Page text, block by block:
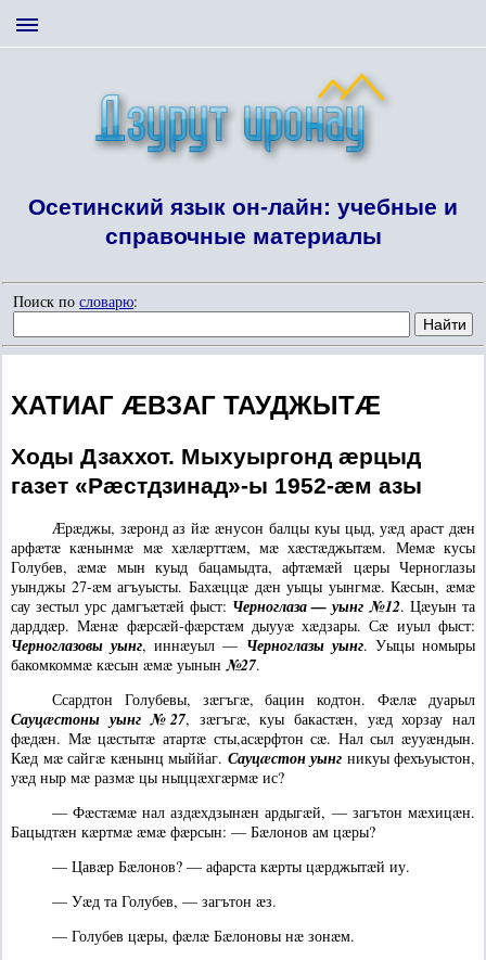
Осетинский язык он-лайн: учебные и
справочные материалы
Поиск по словарю:
ХАТИАГ ÆВЗАГ ТАУДЖЫТÆ
Ходы Дзаххот. Мыхуыргонд æрцыд
газет «Рæстдзинад»-ы 1952-æм азы
Æрæджы, зæронд аз йæ æнусон балцы куы цыд, уæд араст дæн
арфæтæ кæнынмæ мæ хæлæрттæм, мæ хæстæджытæм. Мемæ кусы
Голубев, æмæ мын куыд бацамыдта, афтæмæй цæры Черноглазы
уынджы 27-æм агъуысты. Бахæццæ дæн уыцы уынгмæ. Кæсын, æмæ
сау зестыл урс дамгъæтæй фыст: Черноглаза — уынг №12. Цæуын та
дарддæр. Мæнæ фæрсæй-фæрстæм дыууæ хæдзары. Сæ иуыл фыст:
Черноглазовы уынг, иннæуыл — Черноглазы уынг. Уыцы номыры
бакомкоммæ кæсын æмæ уынын №27.
Ссардтон Голубевы, зæгъгæ, бацин кодтон. Фæлæ дуарыл
Сауцæстоны уынг №27, зæгъгæ, куы бакастæн, уæд хорзау нал
фæдæн. Мæ цæстытæ атартæ сты,асæрфтон сæ. Нал сыл æууæндын.
Кæд мæ сайгæ кæнынц мыййаг. Сауцæстон уынг никуы фехъуыстон,
уæд ныр мæ размæ цы ныццæхгæрмæ ис?
— Фæстæмæ нал аздæхдзынæн ардыгæй, — загътон мæхицæн.
Бацыдтæн кæртмæ æмæ фæрсын: — Бæлонов ам цæры?
— Цавæр Бæлонов? — афарста кæрты цæрджытæй иу.
— Уæд та Голубев, — загътон æз.
— Голубев цæры, фæлæ Бæлоновы нæ зонæм.